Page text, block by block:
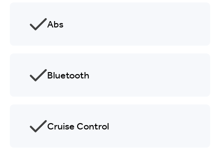
Abs
Bluetooth
Cruise Control